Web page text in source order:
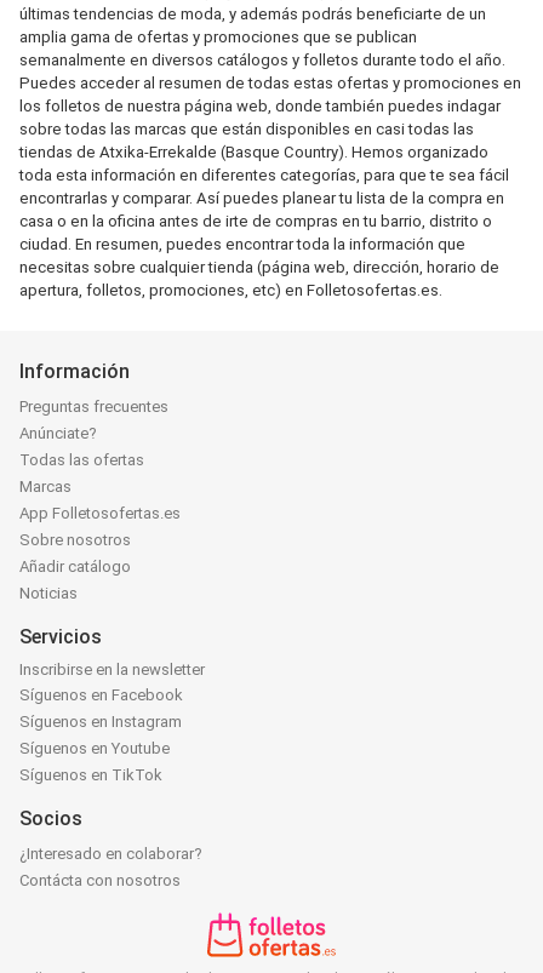
últimas tendencias de moda, y además podrás beneficiarte de un
amplia gama de ofertas y promociones que se publican
semanalmente en diversos catálogos y folletos durante todo el año.
Puedes acceder al resumen de todas estas ofertas y promociones en
los folletos de nuestra página web, donde también puedes indagar
sobre todas las marcas que están disponibles en casi todas las
tiendas de Atxika-Errekalde (Basque Country). Hemos organizado
toda esta información en diferentes categorías, para que te sea fácil
encontrarlas y comparar. Así puedes planear tu lista de la compra en
casa o en la oficina antes de irte de compras en tu barrio, distrito o
ciudad. En resumen, puedes encontrar toda la información que
necesitas sobre cualquier tienda (página web, dirección, horario de
apertura, folletos, promociones, etc) en Folletosofertas.es.
Información
Preguntas frecuentes
Anúnciate?
Todas las ofertas
Marcas
App Folletosofertas.es
Sobre nosotros
Añadir catálogo
Noticias
Servicios
Inscribirse en la newsletter
Síguenos en Facebook
Síguenos en Instagram
Síguenos en Youtube
Síguenos en TikTok
Socios
¿Interesado en colaborar?
Contácta con nosotros